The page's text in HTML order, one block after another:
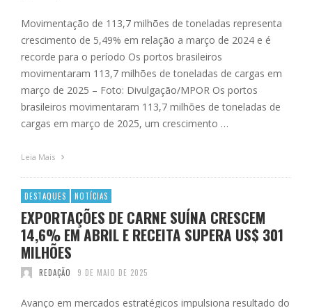
Movimentação de 113,7 milhões de toneladas representa
crescimento de 5,49% em relação a março de 2024 e é
recorde para o período Os portos brasileiros
movimentaram 113,7 milhões de toneladas de cargas em
março de 2025 – Foto: Divulgação/MPOR Os portos
brasileiros movimentaram 113,7 milhões de toneladas de
cargas em março de 2025, um crescimento …
Leia Mais
DESTAQUES NOTÍCIAS
EXPORTAÇÕES DE CARNE SUÍNA CRESCEM
14,6% EM ABRIL E RECEITA SUPERA US$ 301
MILHÕES
REDAÇÃO 9 DE MAIO DE 2025
Avanço em mercados estratégicos impulsiona resultado do